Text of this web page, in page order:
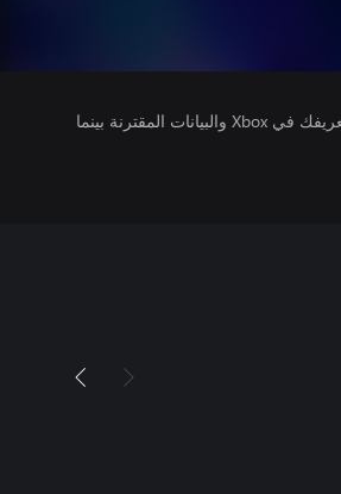
يتلقى ناشرو الألعاب التي تقوم بتشغيلها وصولاً إلى معلومات ملف تعريفك في Xbox والبيانات المقترنة بينما